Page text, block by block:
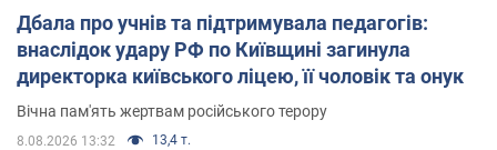
Дбала про учнів та підтримувала педагогів:
внаслідок удару РФ по Київщині загинула
директорка київського ліцею, її чоловік та онук
Вічна пам'ять жертвам російського терору
8.08.2026 13:32 13,4 т.